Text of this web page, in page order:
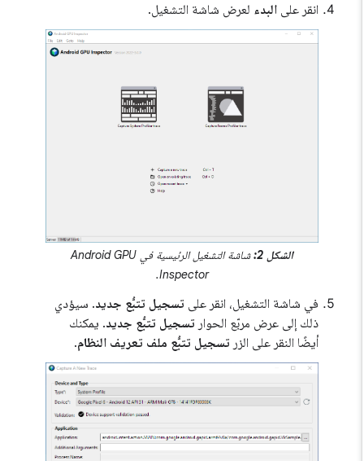
انقر على البدءلعرض شاشة التشغيل.
الشكل 2:
شاشة التشغيل الرئيسية في Android GPU
Inspector.
في شاشة التشغيل، انقر على تسجيل تتبُّع جديد. سيؤدي
ذلك إلى عرض مربّع الحوار تسجيل تتبُّع جديد. يمكنك
أيضًا النقر على الزر تسجيل تتبُّع ملف تعريف النظام.